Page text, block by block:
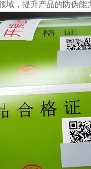
域，提升产品的防伪能